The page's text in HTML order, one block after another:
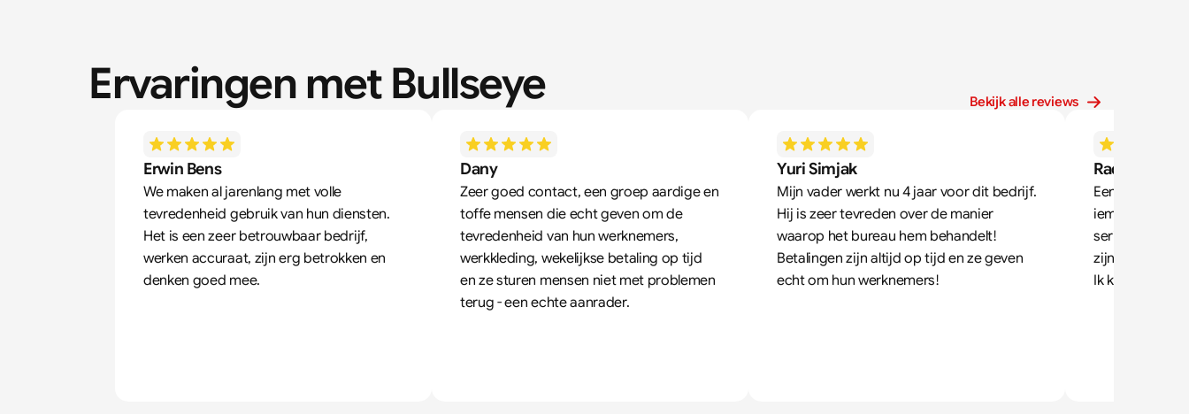
Ervaringen met Bullseye Bekijk alle reviews
Erwin Bens
We maken al jarenlang met volle
tevredenheid gebruik van hun diensten.
Het is een zeer betrouwbaar bedrijf,
werken accuraat, zijn erg betrokken en
denken goed mee.
Dany
Zeer goed contact, een groep aardige en
toffe mensen die echt geven om de
tevredenheid van hun werknemers,
werkkleding, wekelijkse betaling op tijd
en ze sturen mensen niet met problemen
terug - een echte aanrader.
Yuri Simjak
Mijn vader werkt nu 4 jaar voor dit bedrijf.
Hij is zeer tevreden over de manier
waarop het bureau hem behandelt!
Betalingen zijn altijd op tijd en ze geven
echt om hun werknemers!
Radek
Een heel goed
iemand, zoals
serieus
zijn best.
Ik kan het van